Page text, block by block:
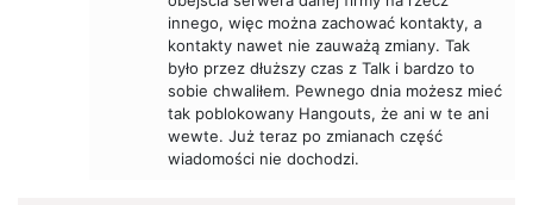
innego, więc można zachować kontakty, a
kontakty nawet nie zauważą zmiany. Tak
było przez dłuższy czas z Talk i bardzo to
sobie chwaliłem. Pewnego dnia możesz mieć
tak poblokowany Hangouts, że ani w te ani
wewte. Już teraz po zmianach część
wiadomości nie dochodzi.